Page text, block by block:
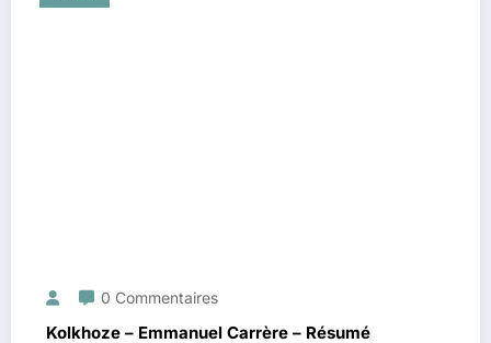
0 Commentaires
Kolkhoze – Emmanuel Carrère – Résumé